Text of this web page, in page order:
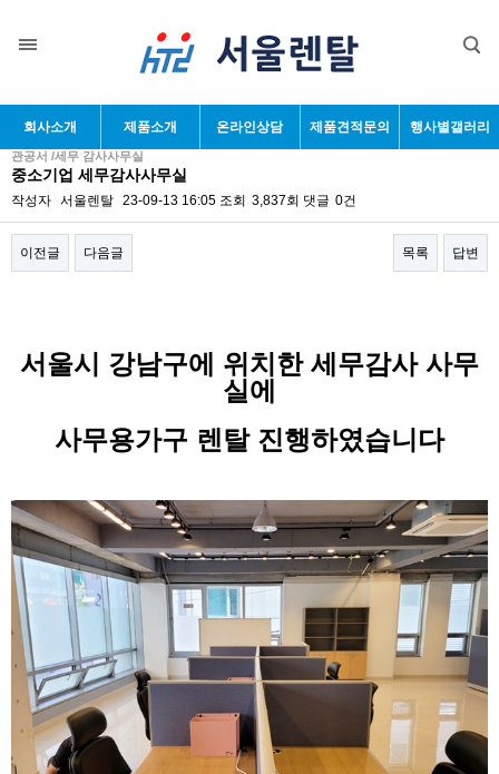
회사소개 제품소개 온라인상담 제품견적문의 행사별갤러리
관공서 /세무 감사사무실
중소기업 세무감사사무실
작성자 서울렌탈 23-09-13 16:05 조회 3,837회 댓글 0건
이전글 다음글 목록 답변
서울시 강남구에 위치한 세무감사 사무
실에
사무용가구 렌탈 진행하였습니다